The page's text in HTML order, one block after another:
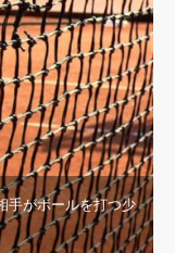
手がボールを打つ少